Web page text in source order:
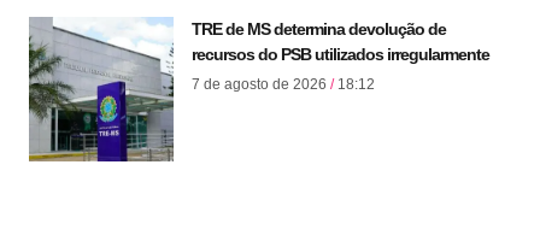
TRE de MS determina devolução de
recursos do PSB utilizados irregularmente
7 de agosto de 2026 18:12